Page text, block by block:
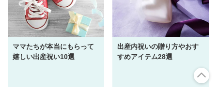
ママたちが本当にもらって
嬉しい出産祝い10選
出産内祝いの贈り方やおす
すめアイテム28選